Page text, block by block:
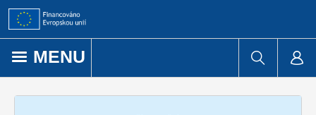
Přejít k obsahu
MENU